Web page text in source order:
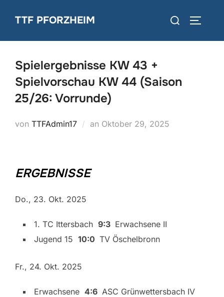
InhaltTTF PFORZHEIM
Suchen
Spielergebnisse KW 43 +
Spielvorschau KW 44 (Saison
25/26: Vorrunde)
von TTFAdmin17 an Veröffentlicht
Oktober 29, 2025
ERGEBNISSE
Do., 23. Okt. 2025
1. TC Ittersbach 9:3 Erwachsene II
Jugend 15 10:0 TV Öschelbronn
Fr., 24. Okt. 2025
Erwachsene 4:6 ASC Grünwettersbach IV